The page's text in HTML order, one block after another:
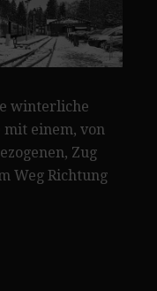
winterliche
mit einem, von
Zug
Weg Richtung